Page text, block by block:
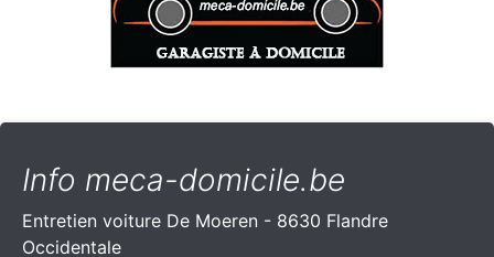
Info meca-domicile.be
Entretien voiture De Moeren - 8630 Flandre
Occidentale